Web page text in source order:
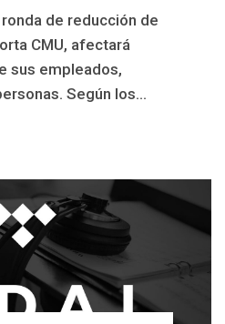
de reducción de
CMU, afectará
sus empleados,
Según los...